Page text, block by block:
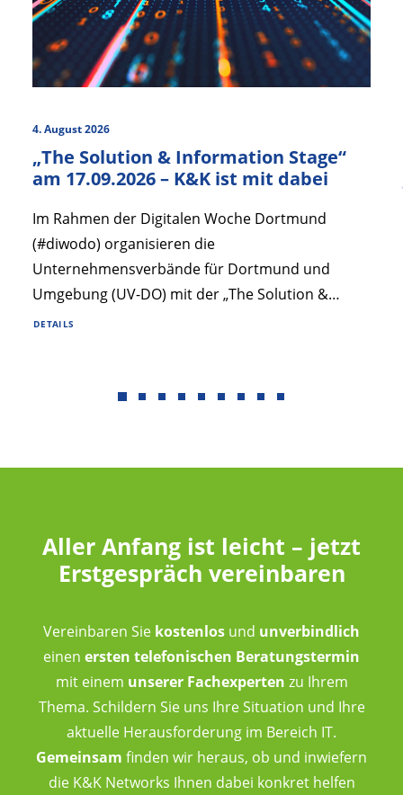
4. August 2026
„The Solution & Information Stage“
am 17.09.2026 – K&K ist mit dabei
Im Rahmen der Digitalen Woche Dortmund
(#diwodo) organisieren die
Unternehmensverbände für Dortmund und
Umgebung (UV-DO) mit der „The Solution &…
DETAILS
Aller Anfang ist leicht – jetzt
Erstgespräch vereinbaren
Vereinbaren Sie kostenlos und unverbindlich
einen ersten telefonischen Beratungstermin
mit einem unserer Fachexperten zu Ihrem
Thema. Schildern Sie uns Ihre Situation und Ihre
aktuelle Herausforderung im Bereich IT.
Gemeinsam finden wir heraus, ob und inwiefern
die K&K Networks Ihnen dabei konkret helfen